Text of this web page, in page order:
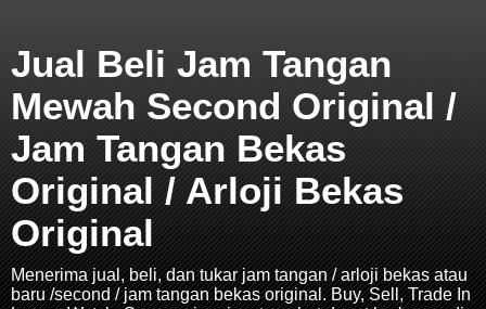
Jual Beli Jam Tangan
Mewah Second Original /
Jam Tangan Bekas
Original / Arloji Bekas
Original
Menerima jual, beli, dan tukar jam tangan / arloji bekas atau
baru /second / jam tangan bekas original. Buy, Sell, Trade In